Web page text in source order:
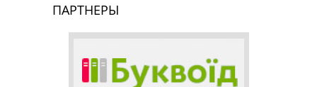
ПАРТНЕРЫ